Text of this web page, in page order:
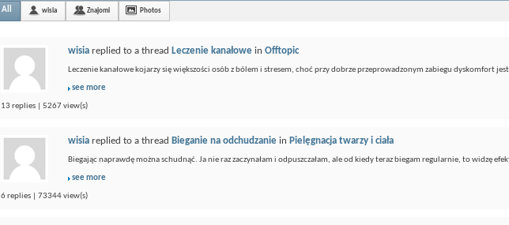
All wisia Znajomi Photos
wisia replied to a thread Leczenie kanałowe in Offtopic
Leczenie kanałowe kojarzy się większości osób z bólem i stresem, choć przy dobrze przeprowadzonym zabiegu dyskomfort
see more
13 replies | 5267 view(s)
wisia replied to a thread Bieganie na odchudzanie in Pielęgnacja twarzy i ciała
Biegając naprawdę można schudnąć. Ja nie raz zaczynałam i odpuszczałam, ale od kiedy teraz biegam regularnie, to widzę
see more
6 replies | 73344 view(s)